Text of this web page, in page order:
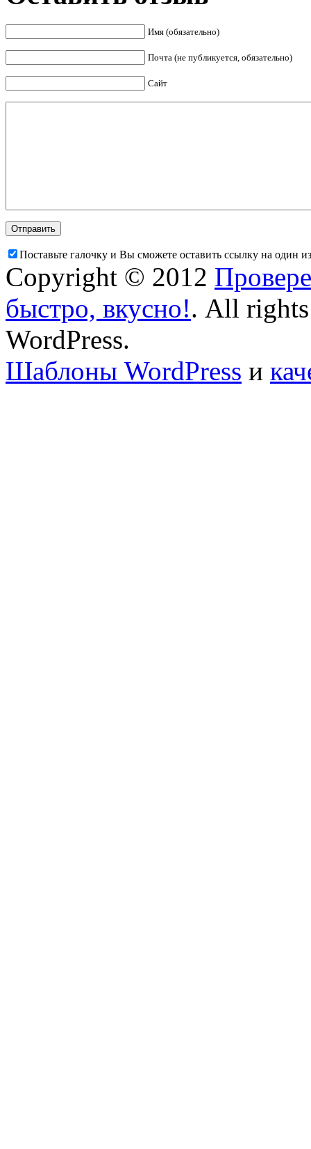
Имя (обязательно)
Почта (не публикуется, обязательно)
Сайт
Поставьте галочку и Вы сможете оставить ссылку на один
Copyright © 2012
быстро, вкусно!. All rights
WordPress.
Шаблоны WordPress и